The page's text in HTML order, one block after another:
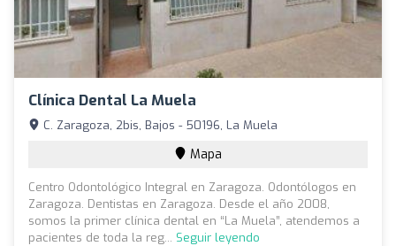
Clínica Dental La Muela
C. Zaragoza, 2bis, Bajos - 50196, La Muela
Mapa
Centro Odontológico Integral en Zaragoza. Odontólogos en
Zaragoza. Dentistas en Zaragoza. Desde el año 2008,
somos la primer clínica dental en “La Muela”, atendemos a
pacientes de toda la reg... Seguir leyendo